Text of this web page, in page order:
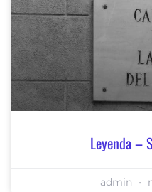
Leyenda –
admin